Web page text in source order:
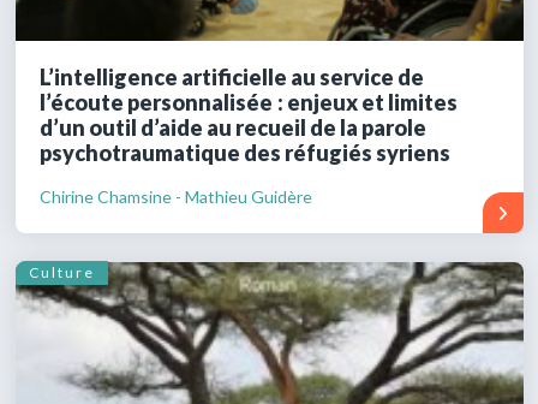
L’intelligence artificielle au service de
l’écoute personnalisée : enjeux et limites
d’un outil d’aide au recueil de la parole
psychotraumatique des réfugiés syriens
Chirine Chamsine - Mathieu Guidère
Culture